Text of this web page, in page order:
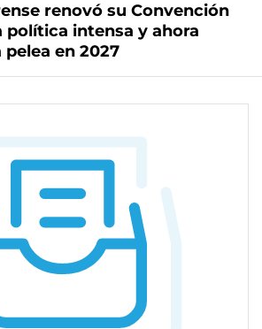
renovó su Convención
política intensa y ahora
en 2027